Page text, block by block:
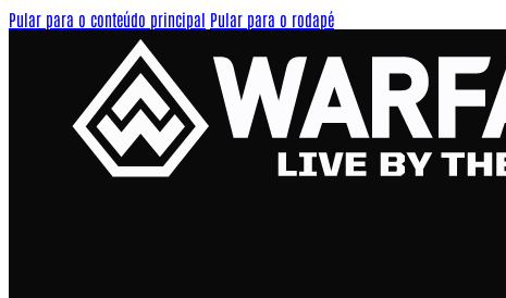
Pular para o conteúdo principal Pular para o rodapé